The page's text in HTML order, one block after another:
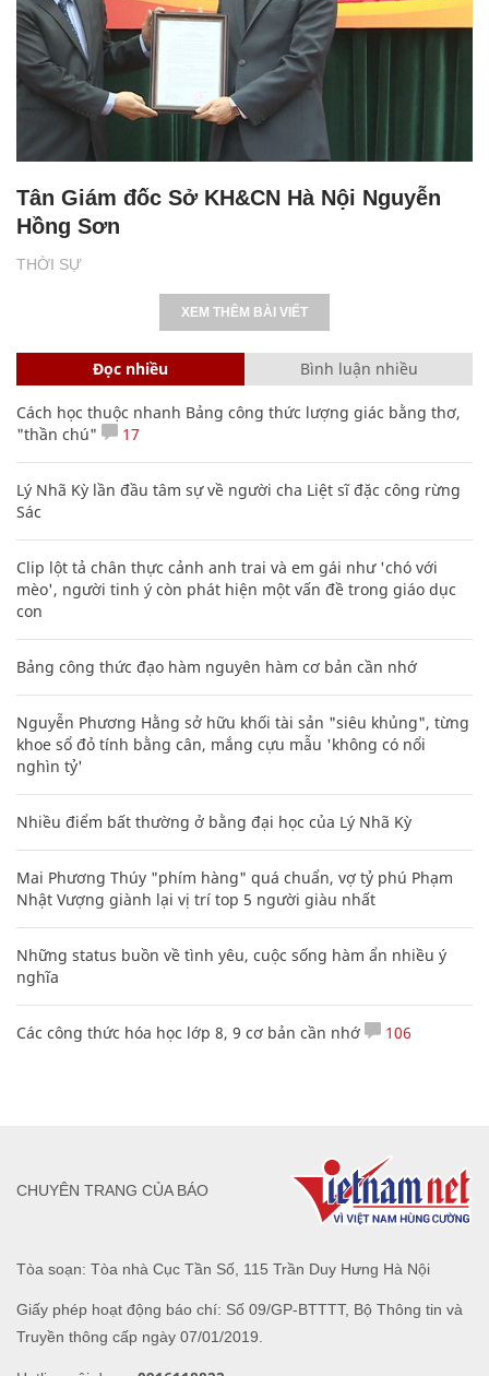
THỜI SỰ
Tân Giám đốc Sở KH&CN Hà Nội Nguyễn
Hồng Sơn
XEM THÊM BÀI VIẾT
Đọc nhiều Bình luận nhiều
Cách học thuộc nhanh Bảng công thức lượng giác bằng thơ,
"thần chú"
17
Lý Nhã Kỳ lần đầu tâm sự về người cha Liệt sĩ đặc công rừng
Sác
Clip lột tả chân thực cảnh anh trai và em gái như 'chó với
mèo', người tinh ý còn phát hiện một vấn đề trong giáo dục
con
Bảng công thức đạo hàm nguyên hàm cơ bản cần nhớ
Nguyễn Phương Hằng sở hữu khối tài sản "siêu khủng", từng
khoe sổ đỏ tính bằng cân, mắng cựu mẫu 'không có nổi
nghìn tỷ'
Nhiều điểm bất thường ở bằng đại học của Lý Nhã Kỳ
Mai Phương Thúy "phím hàng" quá chuẩn, vợ tỷ phú Phạm
Nhật Vượng giành lại vị trí top 5 người giàu nhất
Những status buồn về tình yêu, cuộc sống hàm ẩn nhiều ý
nghĩa
Các công thức hóa học lớp 8, 9 cơ bản cần nhớ 106
Tòa soạn: Tòa nhà Cục Tần Số, 115 Trần Duy Hưng Hà Nội
Giấy phép hoạt động báo chí: Số 09/GP-BTTTT, Bộ Thông tin và
Truyền thông cấp ngày 07/01/2019.
CHUYÊN TRANG CỦA BÁO